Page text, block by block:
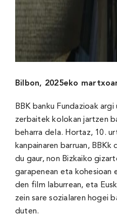
Bilbon, 2025eko
BBK banku Fundazioak
zerbaitek kolokan jartzen
beharra dela. Hortaz, 10.
kanpainaren barruan,
du gaur, non Bizkaiko
garapenean eta kohesioan
den film laburrean, eta
zein sare sozialaren hogei
duten.